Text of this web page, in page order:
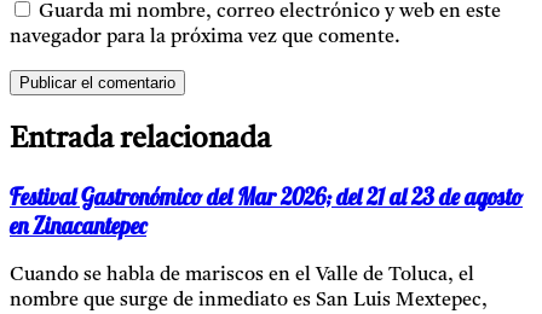
Guarda mi nombre, correo electrónico y web en este
navegador para la próxima vez que comente.
Entrada relacionada
Festival Gastronómico del Mar 2026; del 21 al 23 de agosto
en Zinacantepec
Cuando se habla de mariscos en el Valle de Toluca, el
nombre que surge de inmediato es San Luis Mextepec,